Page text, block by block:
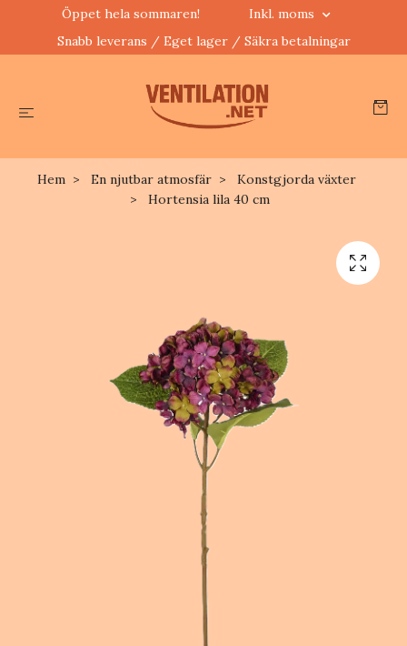
Öppet hela sommaren!
Inkl. moms
Snabb leverans / Eget lager / Säkra betalningar
Hem En njutbar atmosfär
Konstgjorda växter
Hortensia lila 40 cm